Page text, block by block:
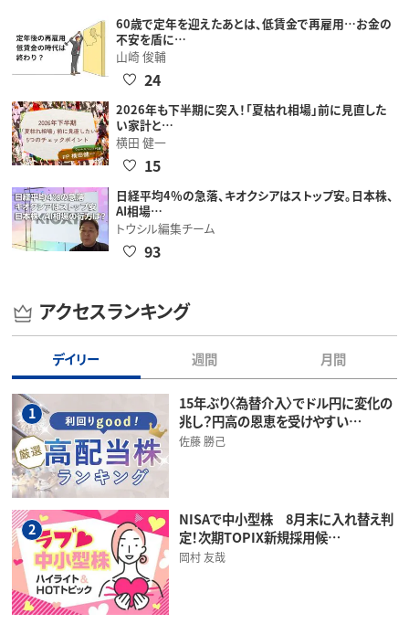
60歳で定年を迎えたあとは、低賃金で再雇用…お金の
不安を盾に…
山崎 俊輔
24
2026年も下半期に突入！「夏枯れ相場」前に見直した
い家計と…
横田 健一
15
日経平均4％の急落、キオクシアはストップ安。日本株、
AI相場…
トウシル編集チーム
93
アクセスランキング
デイリー 週間 月間
1
15年ぶり〈為替介入〉でドル円に変化の
兆し？円高の恩恵を受けやすい…
佐藤 勝己
2
NISAで中小型株 8月末に入れ替え判
定！次期TOPIX新規採用候…
岡村 友哉